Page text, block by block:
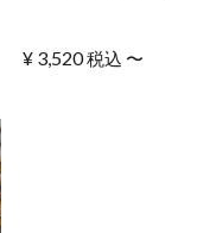
¥ 3,520税込 〜